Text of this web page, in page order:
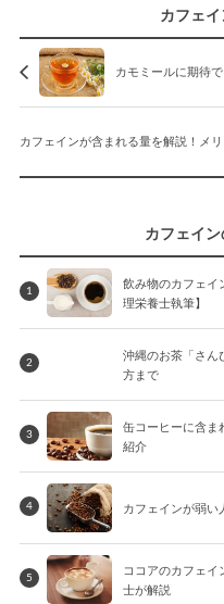
カフェ
カモミールに期待
カフェインが含まれる量を解説！メ
カフェイ
1
飲み物のカフェイ
理栄養士執筆】
2
沖縄のお茶「さん
方まで
3
缶コーヒーに含ま
紹介
4 カフェインが弱
5
ココアのカフェイ
士が解説